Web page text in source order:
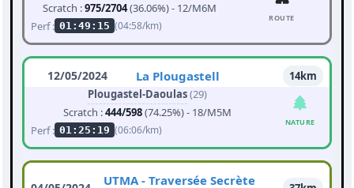
Scratch :975/2704(36.06%) - 12/M6M
Perf : 01:49:15 (04:58/km)
ROUTE
12/05/2024 La Plougastell
14km
Plougastel-Daoulas(29)
Scratch :444/598(74.25%) - 18/M5M
Perf : 01:25:19 (06:06/km)
NATURE
UTMA - Traversée Secrète